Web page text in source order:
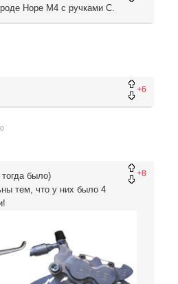
Hope M4 c ручками С.
+6
+8
было)
тем, что у них было 4